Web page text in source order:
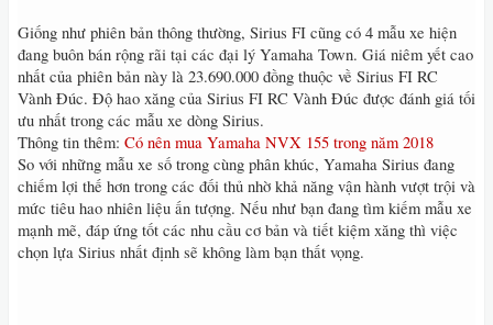
Giống như phiên bản thông thường, Sirius FI cũng có 4 mẫu xe hiện
đang buôn bán rộng rãi tại các đại lý Yamaha Town. Giá niêm yết cao
nhất của phiên bản này là 23.690.000 đồng thuộc về Sirius FI RC
Vành Đúc. Độ hao xăng của Sirius FI RC Vành Đúc được đánh giá tối
ưu nhất trong các mẫu xe dòng Sirius.
Thông tin thêm: Có nên mua Yamaha NVX 155 trong năm 2018
So với những mẫu xe số trong cùng phân khúc, Yamaha Sirius đang
chiếm lợi thế hơn trong các đối thủ nhờ khả năng vận hành vượt trội và
mức tiêu hao nhiên liệu ấn tượng. Nếu như bạn đang tìm kiếm mẫu xe
mạnh mẽ, đáp ứng tốt các nhu cầu cơ bản và tiết kiệm xăng thì việc
chọn lựa Sirius nhất định sẽ không làm bạn thất vọng.